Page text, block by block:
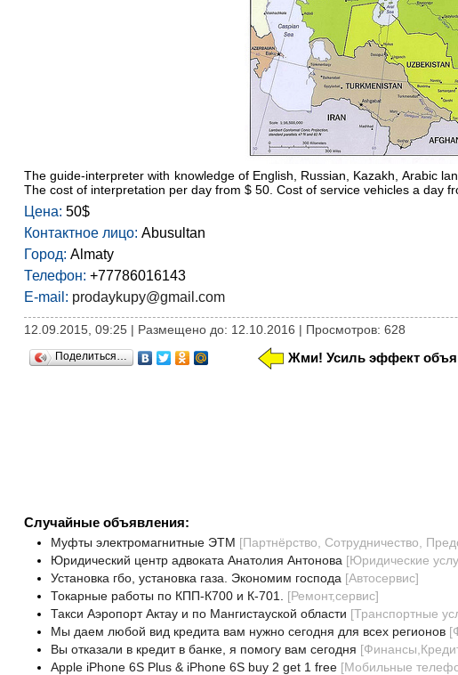
The guide-interpreter with knowledge of English, Russian, Kazakh, Arabic
The cost of interpretation per day from $ 50. Cost of service vehicles a day
Цена: 50$
Контактное лицо: Abusultan
Город: Almaty
Телефон: +77786016143
E-mail: prodaykupy@gmail.com
12.09.2015, 09:25 | Размещено до: 12.10.2016 | Просмотров: 628
Поделиться… Жми! Усиль эффект
Случайные объявления:
Муфты электромагнитные ЭТМ [Партнёрство, Сотрудничество,
Юридический центр адвоката Анатолия Антонова [Юридические
Установка гбо, установка газа. Экономим господа [Автосервис]
Токарные работы по КПП-К700 и К-701.
[Ремонт,сервис]
Такси Аэропорт Актау и по Мангистауской области [Транспортные
Мы даем любой вид кредита вам нужно сегодня для всех регионов [
Вы отказали в кредит в банке, я помогу вам сегодня [
Apple iPhone 6S Plus & iPhone 6S buy 2 get 1 free [Мобильные